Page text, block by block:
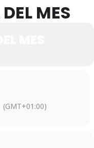
MES
(GMT+01:00)